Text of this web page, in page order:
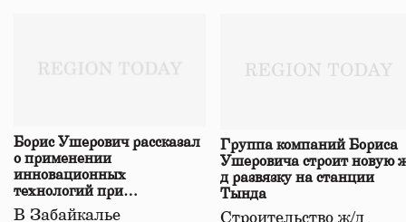
Борис Ушерович рассказал
о применении
инновационных
технологий при
строительстве нового моста
В Забайкалье
Группа компаний Бориса
Ушеровича строит новую
д развязку на станции
Тында
Строительство ж/д